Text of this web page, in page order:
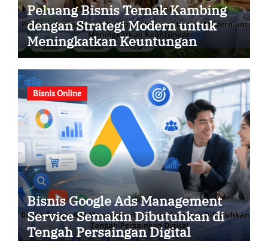
Peluang Bisnis Ternak Kambing
dengan Strategi Modern untuk
Meningkatkan Keuntungan
Bisnis Online
Bisnis Google Ads Management
Service Semakin Dibutuhkan di
Tengah Persaingan Digital